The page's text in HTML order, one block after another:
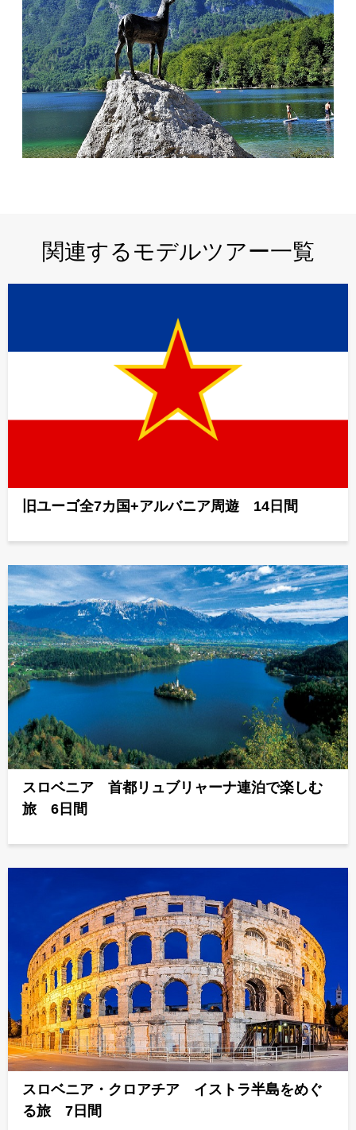
関連するモデルツアー一覧
旧ユーゴ全7カ国+アルバニア周遊 14日間
スロベニア 首都リュブリャーナ連泊で楽しむ
旅 6日間
スロベニア・クロアチア イストラ半島をめぐ
る旅 7日間